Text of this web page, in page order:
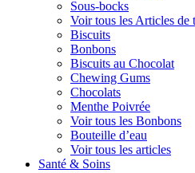
Sous-bocks
Voir tous les Articles de
Biscuits
Bonbons
Biscuits au Chocolat
Chewing Gums
Chocolats
Menthe Poivrée
Voir tous les Bonbons
Bouteille d’eau
Voir tous les articles
Santé & Soins